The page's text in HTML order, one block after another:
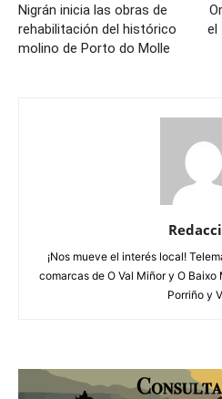
Nigrán inicia las obras de
rehabilitación del histórico
molino de Porto do Molle
el
¡Nos mueve el interés local!
comarcas de O Val Miñor y O
Porriño y